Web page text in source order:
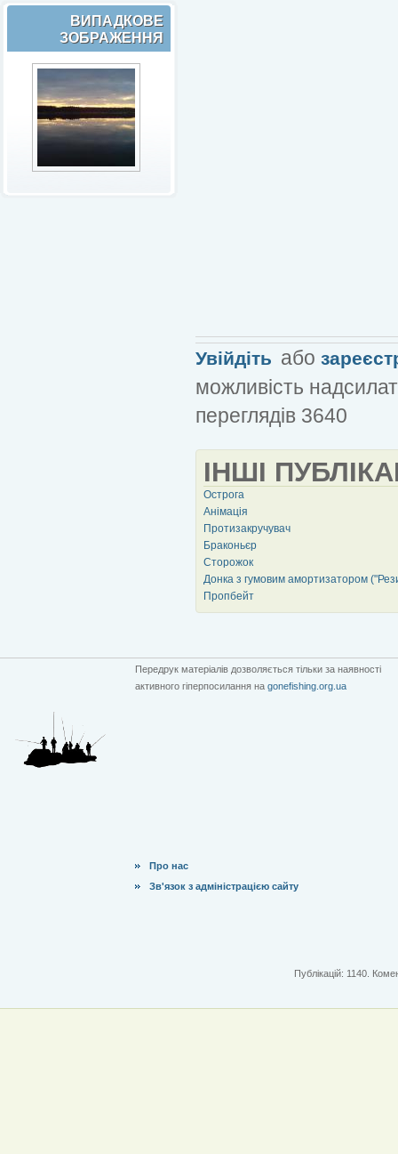
ВИПАДКОВЕ
ЗОБРАЖЕННЯ
Увійдіть або
можливість
переглядів 3640
ІНШІ
Острога
Анімація
Протизакручувач
Браконьєр
Сторожок
Донка з гумовим амортизатором
Пропбейт
Передрук матеріалів дозволяється тільки за наявності
активного гіперпосилання на gonefishing.org.ua
Про нас
Зв'язок з адміністрацією сайту
Публікацій: 1140.